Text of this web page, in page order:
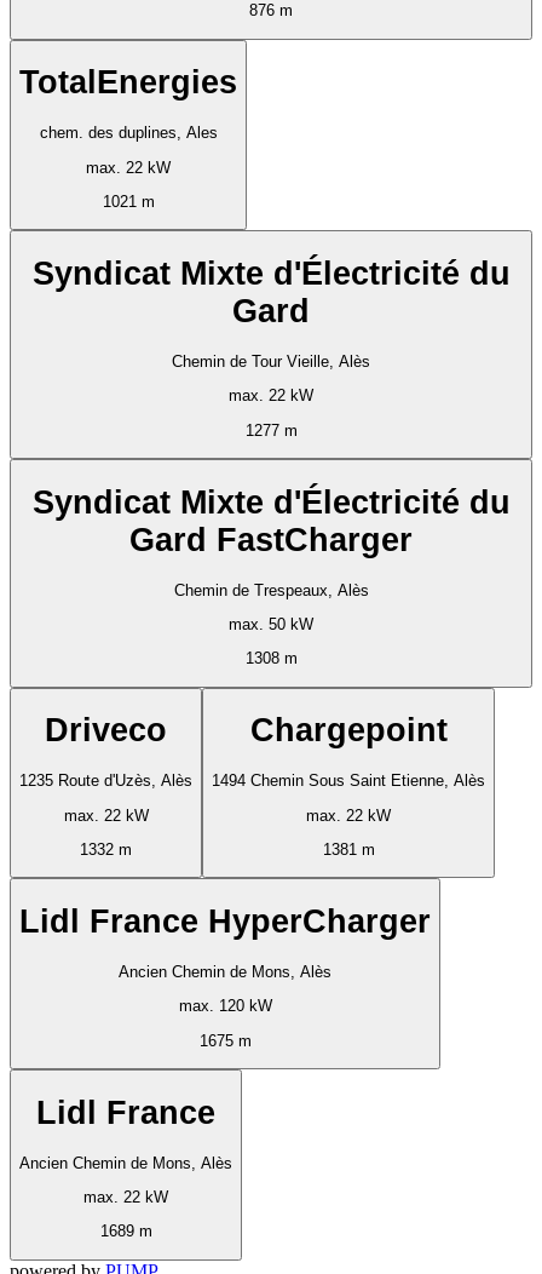
876 m
TotalEnergies
chem. des duplines, Ales
max. 22 kW
1021 m
Syndicat Mixte d'Électricité du
Gard
Chemin de Tour Vieille, Alès
max. 22 kW
1277 m
Syndicat Mixte d'Électricité du
Gard FastCharger
Chemin de Trespeaux, Alès
max. 50 kW
1308 m
Driveco
1235 Route d'Uzès, Alès
max. 22 kW
1332 m
Chargepoint
1494 Chemin Sous Saint Etienne, Alès
max. 22 kW
1381 m
Lidl France HyperCharger
Ancien Chemin de Mons, Alès
max. 120 kW
1675 m
Lidl France
Ancien Chemin de Mons, Alès
max. 22 kW
1689 m